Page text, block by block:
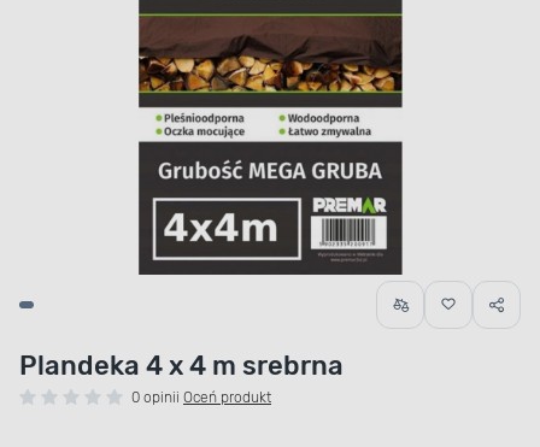
Plandeka 4 x 4 m srebrna
0 opinii Oceń produkt